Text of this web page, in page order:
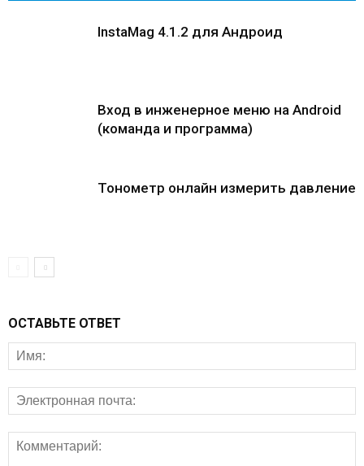
InstaMag 4.1.2 для Андроид
Вход в инженерное меню на Android
(команда и программа)
Тонометр онлайн измерить давление
ОСТАВЬТЕ ОТВЕТ